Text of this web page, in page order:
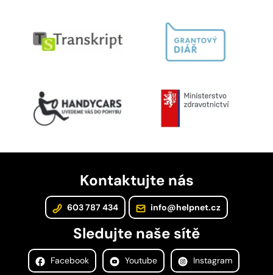
Kontaktujte nás
603 787 434 info@helpnet.cz
Sledujte naše sítě
Facebook Youtube Instagram